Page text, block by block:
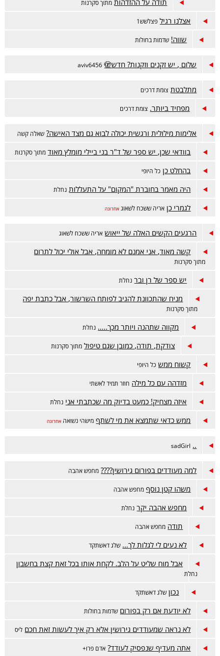
תודה על ההזדהות מתוך סקרנות
אצלנו רגיל פצלשש1
שווה! שדמות בחולות
שלום , יש זקנים וזקנות? חדש🫣 aviv6456
מתלבטת צומת דרכים
מפחיד ביותר. צומת דרכים
אלימות מילולית ורגשית יכולה לבוא גם מצד האישה? שאלה קשה
בוודאי שכן, יש ספר של ד"ר בני ביילי מומלץ מאוד מתוך סקרנות
בהחלט כן כל היופי
היה מאמר בחוברת "המקום" על התעללות נחלת
לגמרי כן אריה ששכח לשאוג אחרונה
הרגעים הקשים האלה של ייאוש אריה ששכח לשאוג
קשה מאוד, אני אמנם לא מומחה, אבל אולי יכול לתרום
מתוך סקרנות
יש ספר של רן ובר נחלת
מניח שהתכוונת להגיב לפותח השרשור, אבל כתבת יפה
מתוך סקרנות
מקווה שתהנה ויותר מכך..... נחלת
צודקת, תודה, כמובן שגם טיפול מתוך סקרנות
קשוח ממש כל היופי
מזדהה עם כל מילה חוזר תמיד לאשתי
איזה מצחיק! כמעט בדיוק מה שכתבתי אני נחלת
ממש כדאי שתמצא את מי לשתף מישהי נשואה אחרונה
..
sadGirl
למה מעודדים בפורום גירושין???? מחפש אהבה
משהו קטן נוסף מחפש אהבה
מחפש אהבה יקר נחלת
תודה מחפש אהבה
לא נעים לי לגלות לך... שלג דאשתקד
אבל מוח שליט על הלב. לקחת אותו בכל זאת קצת בחשבון
נחלת
נכון שלג דאשתקד
לא יודעת אם רק בפורום שדמות בחולות
לא נראה שמעודדים גירושין אלא רק איך לעשות זאת חכם ליס
אתה מעדיף שנפסיק לעודד? אדם פרו+